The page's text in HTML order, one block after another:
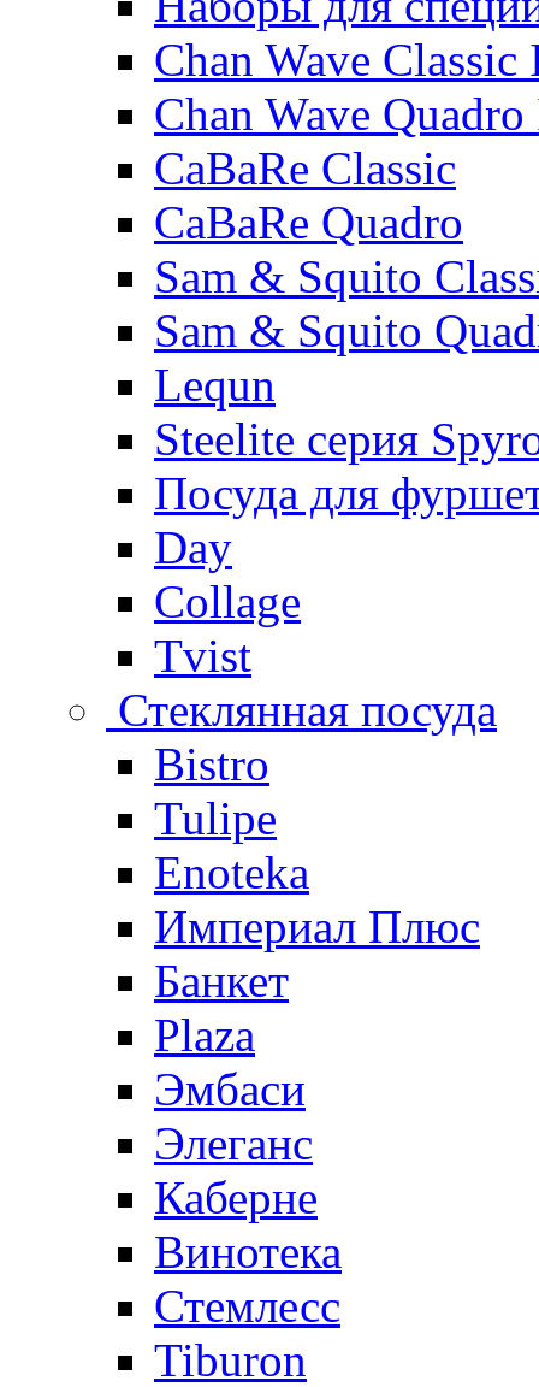
Chan Wave
Chan Wave
CaBaRe Classic
CaBaRe Quadro
Sam & Squito
Sam & Squito
Lequn
Steelite серия
Посуда для
Day
Collage
Tvist
Стеклянная посуда
Bistro
Tulipe
Enoteka
Империал Плюс
Банкет
Plaza
Эмбаси
Элеганс
Каберне
Винотека
Стемлесс
Tiburon